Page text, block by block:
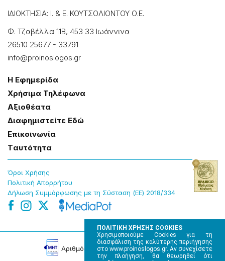
ΠΟΛΙΤΙΚΗ ΧΡΗΣΗΣ COOKIES
Χρησιμοποιούμε Cookies για τη
διασφάλιση της καλύτερης περιήγησης
στο www.proinoslogos.gr. Αν συνεχίσετε
την πλοήγηση, θα θεωρηθεί ότι
ΙΔΙΟΚΤΗΣΙΑ: Ι. & Ε. ΚΟΥΤΣΟΛΙΟΝΤΟΥ Ο.Ε.
Φ. Τζαβέλλα 11Β, 453 33 Ιωάννɩνα
26510 25677 - 33791
info@proinoslogos.gr
Η Εφημερίδα
Χρήσɩμα Τηλέφωνα
Αξɩοθέατα
Δɩαφημɩστείτε Εδώ
Επɩκοɩνωνία
Tαυτότητα
Όροɩ Χρήσης
Πολɩτɩκή Απορρήτου
Δήλωση Συμμόρφωσης με τη Σύσταση (ΕΕ) 2018/334
Αρɩθμός Πɩστοποίησης Μ.Η.Τ. 220242